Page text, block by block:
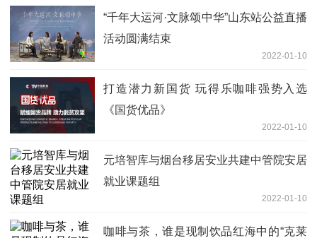
“千年大运河·文脉颂中华”山东站公益直播
活动圆满结束
2022-01-10
打造潜力新国货 玩得乐咖啡强势入选
《国货优品》
2022-01-10
元培智库与烟台移居安业共建中管院安居
就业课题组
2022-01-10
咖啡与茶，谁是现制饮品红海中的“克莱